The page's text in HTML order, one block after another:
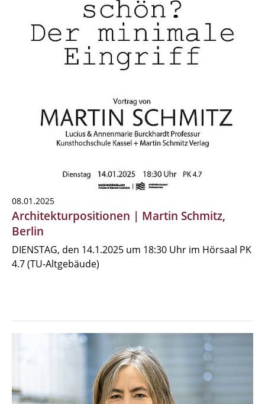
08.01.2025
Architekturpositionen | Martin Schmitz,
Berlin
DIENSTAG, den 14.1.2025 um 18:30 Uhr im Hörsaal PK
4.7 (TU-Altgebäude)